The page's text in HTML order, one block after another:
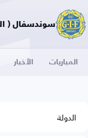
سوندسفال ( السويد )
المباريات الأخبار
الدولة